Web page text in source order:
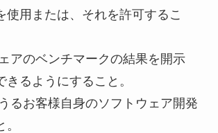
使用または、それを許可するこ
アのベンチマークの結果を開示
きるようにすること。
るお客様自身のソフトウェア開発